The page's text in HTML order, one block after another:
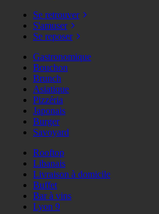
Se retrouver
S'amuser
Se reposer
Gastronomique
Bouchon
Brunch
Asiatique
Pizzéria
Japonais
Burger
Savoyard
Rooftop
Libanais
Livraison à domicile
Buffet
Bar à vins
Lyon 9